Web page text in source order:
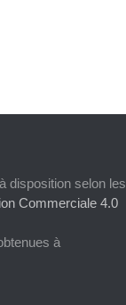
disposition selon les
Commerciale 4.0
à